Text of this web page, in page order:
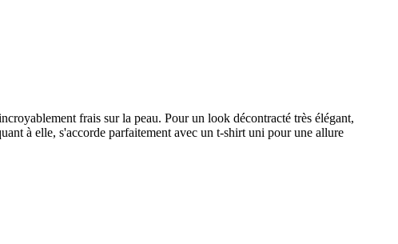
frais sur la peau. Pour un look décontracté très élégant,
à elle, s'accorde parfaitement avec un t-shirt uni pour une allure